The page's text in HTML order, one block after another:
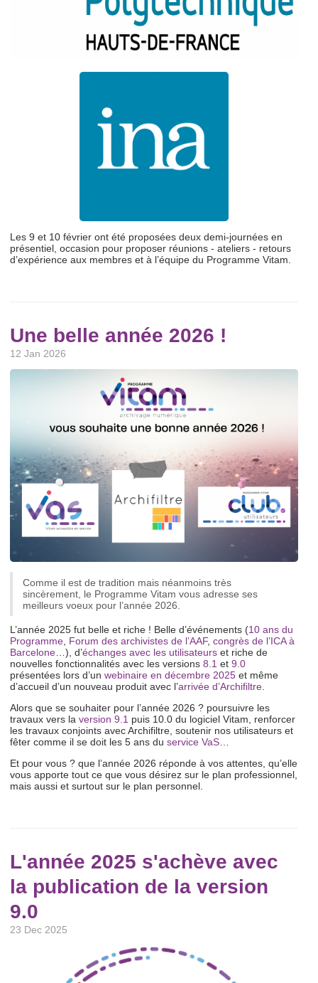
Les 9 et 10 février ont été proposées deux demi-journées en
présentiel, occasion pour proposer réunions - ateliers - retours
d’expérience aux membres et à l’équipe du Programme Vitam.
Une belle année 2026 !
12 Jan 2026
Comme il est de tradition mais néanmoins très
sincèrement, le Programme Vitam vous adresse ses
meilleurs voeux pour l’année 2026.
L’année 2025 fut belle et riche ! Belle d’événements (10 ans du
Programme, Forum des archivistes de l’AAF, congrès de l’ICA à
Barcelone…), d’échanges avec les utilisateurs et riche de
nouvelles fonctionnalités avec les versions 8.1 et 9.0
présentées lors d’un webinaire en décembre 2025 et même
d’accueil d’un nouveau produit avec l’arrivée d’Archifiltre.
Alors que se souhaiter pour l’année 2026 ? poursuivre les
travaux vers la version 9.1 puis 10.0 du logiciel Vitam, renforcer
les travaux conjoints avec Archifiltre, soutenir nos utilisateurs et
fêter comme il se doit les 5 ans du service VaS…
Et pour vous ? que l’année 2026 réponde à vos attentes, qu’elle
vous apporte tout ce que vous désirez sur le plan professionnel,
mais aussi et surtout sur le plan personnel.
L'année 2025 s'achève avec
la publication de la version
9.0
23 Dec 2025